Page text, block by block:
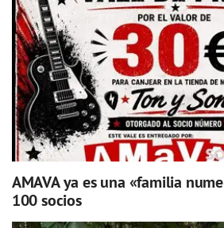
AMAVA ya es una «familia
100 socios